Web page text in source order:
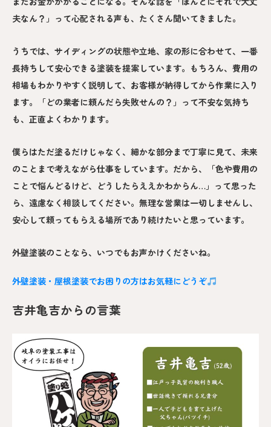
夫なん？」って心配される声も、たくさん聞いてきました。
うちでは、サイディングの状態や立地、家の形に合わせて、一番
長持ちして安心できる塗装を提案しています。もちろん、費用の
相場もわかりやすく説明して、お客様が納得してから作業に入り
ます。「どの業者に頼んだら失敗せんの？」って不安な気持ち
も、正直よくわかります。
僕らはただ塗るだけじゃなく、細かな部分まで丁寧に見て、未来
のことまで考えながら仕事をしています。だから、「色や費用の
ことで悩んどるけど、どうしたらええかわからん…」って思った
ら、遠慮なく相談してください。無理な営業は一切しませんし、
安心して頼ってもらえる場所であり続けたいと思っています。
外壁塗装のことなら、いつでもお声かけくださいね。
外壁塗装・屋根塗装でお困りの方はお気軽にどうぞ
吉井亀吉からの言葉